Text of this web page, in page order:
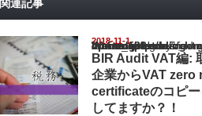
関連記事
2018-11-1
Warning
: Undefined array key "show_category" in
/home/netst/kuno-cpa.co.jp/public_html/
on line183
BIR Audit VAT編:
企業からVAT zero
certificateのコピ
してますか？！